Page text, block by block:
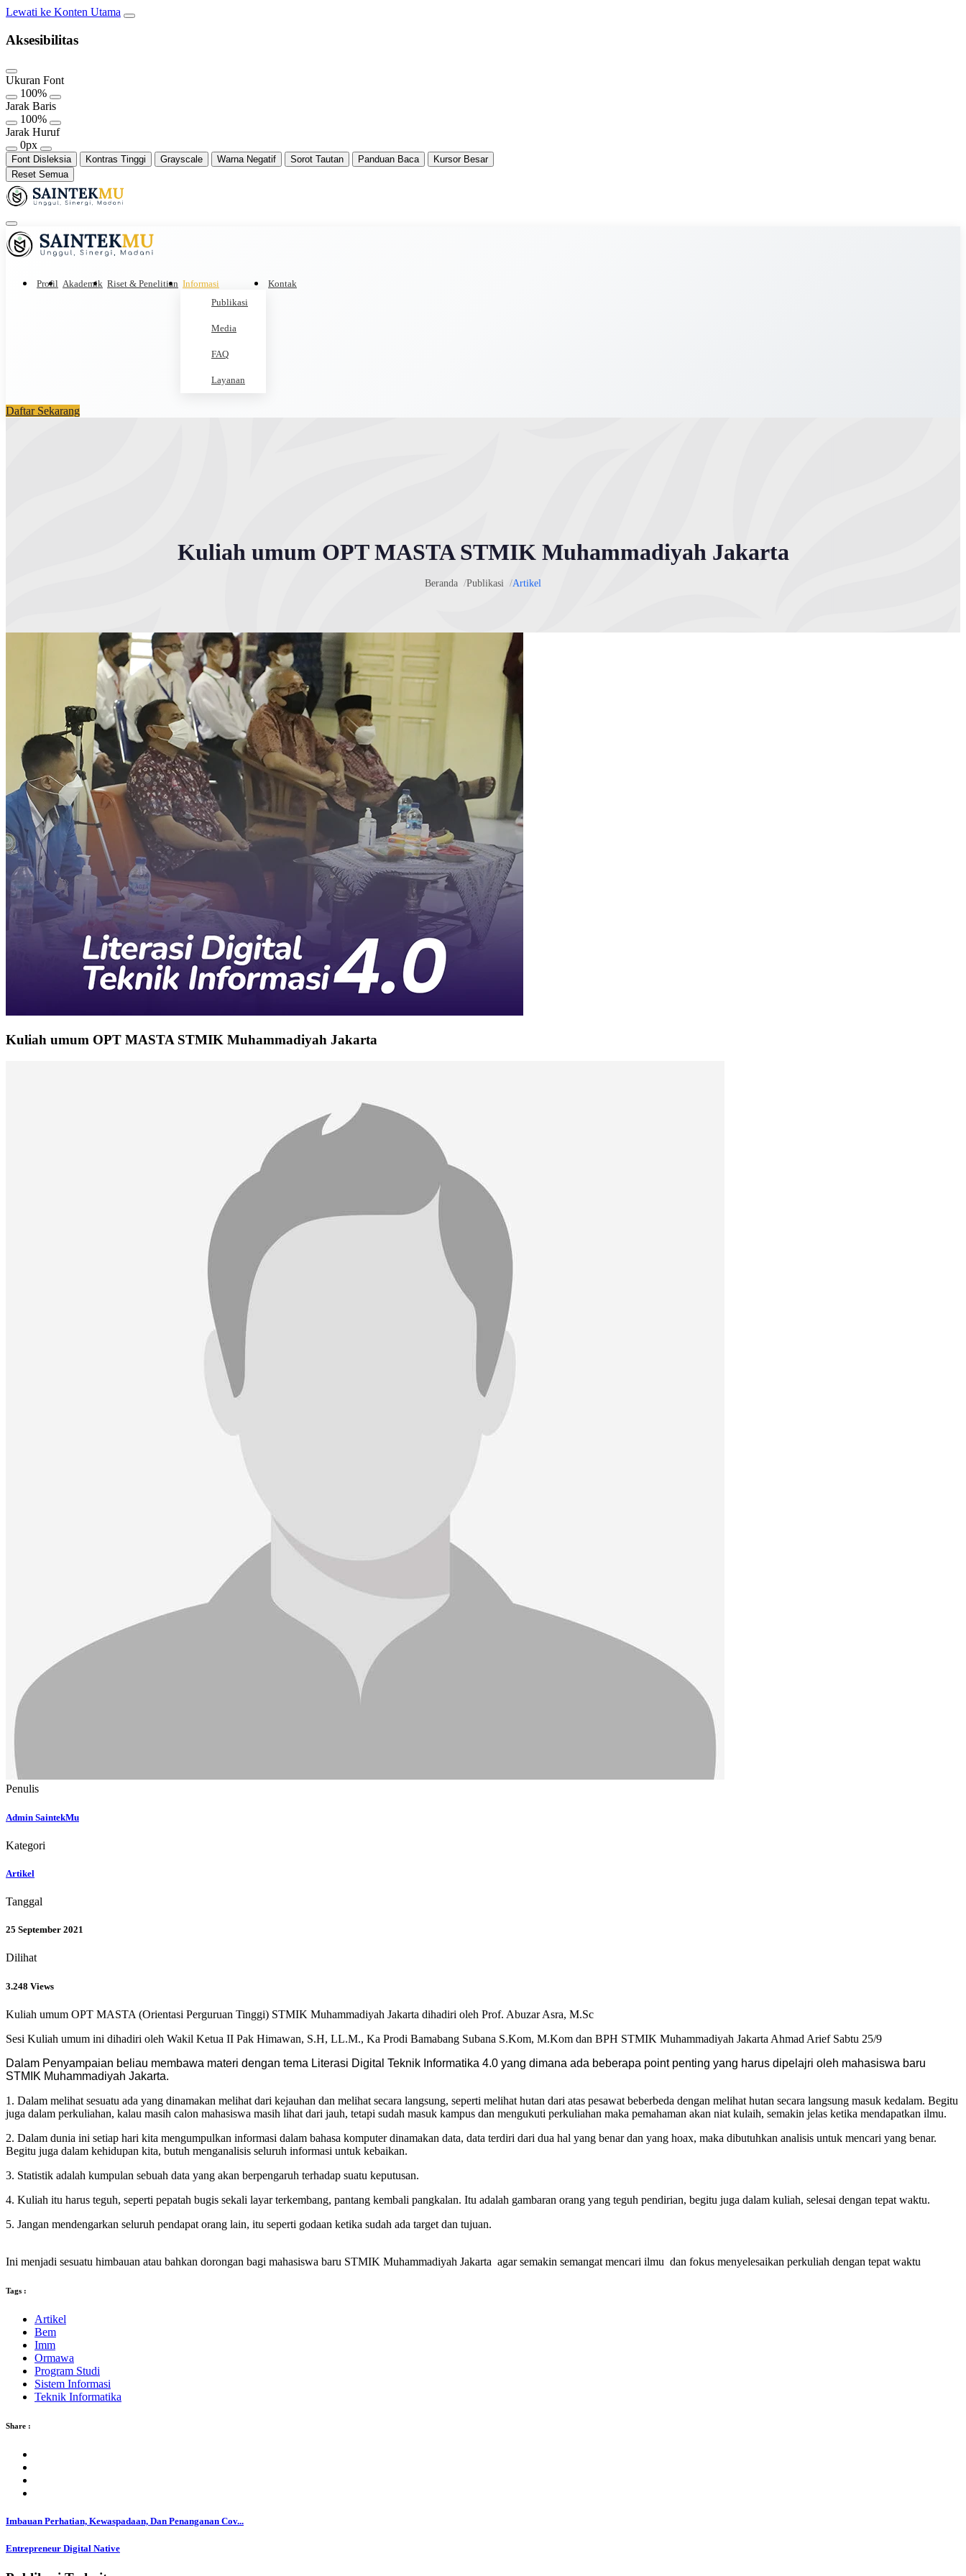
Lewati ke Konten Utama
Aksesibilitas
Ukuran Font
100%
Jarak Baris
100%
Jarak Huruf
0px
Font Disleksia Kontras Tinggi Grayscale Warna Negatif Sorot Tautan Panduan Baca
Kursor Besar
Reset Semua
Profil Akademik Riset & Penelitian Informasi
Publikasi
Media
FAQ
Layanan
Kontak
Daftar Sekarang
Kuliah umum OPT MASTA STMIK Muhammadiyah Jakarta
Beranda Publikasi Artikel
Kuliah umum OPT MASTA STMIK Muhammadiyah Jakarta
Penulis
Admin SaintekMu
Kategori
Artikel
Tanggal
25 September 2021
Dilihat
3.248 Views
Kuliah umum OPT MASTA (Orientasi Perguruan Tinggi) STMIK Muhammadiyah Jakarta dihadiri oleh Prof. Abuzar Asra, M.Sc
Sesi Kuliah umum ini dihadiri oleh Wakil Ketua II Pak Himawan, S.H, LL.M., Ka Prodi Bamabang Subana S.Kom, M.Kom dan BPH STMIK Muhammadiyah Jakarta Ahmad Arief Sabtu 25/9
Dalam Penyampaian beliau membawa materi dengan tema Literasi Digital Teknik Informatika 4.0 yang dimana ada beberapa point penting yang harus dipelajri oleh mahasiswa baru
STMIK Muhammadiyah Jakarta.
1. Dalam melihat sesuatu ada yang dinamakan melihat dari kejauhan dan melihat secara langsung, seperti melihat hutan dari atas pesawat beberbeda dengan melihat hutan secara langsung masuk kedalam. Begitu
juga dalam perkuliahan, kalau masih calon mahasiswa masih lihat dari jauh, tetapi sudah masuk kampus dan mengukuti perkuliahan maka pemahaman akan niat kulaih, semakin jelas ketika mendapatkan ilmu.
2. Dalam dunia ini setiap hari kita mengumpulkan informasi dalam bahasa komputer dinamakan data, data terdiri dari dua hal yang benar dan yang hoax, maka dibutuhkan analisis untuk mencari yang benar.
Begitu juga dalam kehidupan kita, butuh menganalisis seluruh informasi untuk kebaikan.
3. Statistik adalah kumpulan sebuah data yang akan berpengaruh terhadap suatu keputusan.
4. Kuliah itu harus teguh, seperti pepatah bugis sekali layar terkembang, pantang kembali pangkalan. Itu adalah gambaran orang yang teguh pendirian, begitu juga dalam kuliah, selesai dengan tepat waktu.
5. Jangan mendengarkan seluruh pendapat orang lain, itu seperti godaan ketika sudah ada target dan tujuan.
Ini menjadi sesuatu himbauan atau bahkan dorongan bagi mahasiswa baru STMIK Muhammadiyah Jakarta agar semakin semangat mencari ilmu dan fokus menyelesaikan perkuliah dengan tepat waktu
Tags :
Artikel
Bem
Imm
Ormawa
Program Studi
Sistem Informasi
Teknik Informatika
Share :
Imbauan Perhatian, Kewaspadaan, Dan Penanganan Cov...
Entrepreneur Digital Native